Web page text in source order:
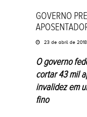
GOVERNO
23 de abril de 2018
O governo
cortar 43 mil
invalidez em
fino